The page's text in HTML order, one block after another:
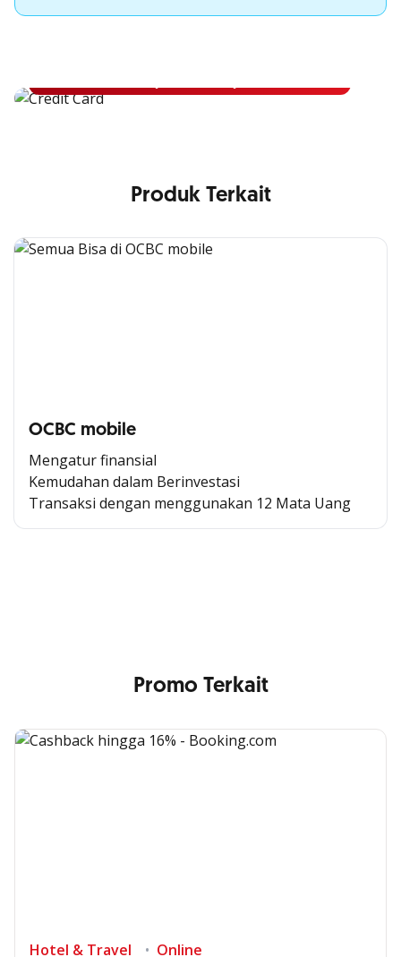
Apply Kartu Kredit OCBC NISP
Produk Terkait
OCBC mobile
Mengatur finansial
Kemudahan dalam Berinvestasi
Transaksi dengan menggunakan 12 Mata Uang
Cross Selling Banner Global
Promo Terkait
Hotel & Travel Online